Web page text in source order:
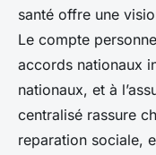
santé offre une
Le compte
accords nationaux
nationaux, et à
centralisé rassure
reparation sociale,